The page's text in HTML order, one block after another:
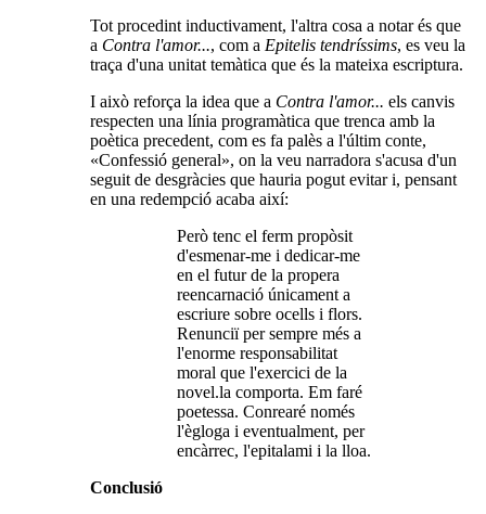
Tot procedint inductivament, l'altra cosa a notar és que
a Contra l'amor..., com a Epitelis tendríssims, es veu la
traça d'una unitat temàtica que és la mateixa escriptura.
I això reforça la idea que a Contra l'amor... els canvis
respecten una línia programàtica que trenca amb la
poètica precedent, com es fa palès a l'últim conte,
«Confessió general», on la veu narradora s'acusa d'un
seguit de desgràcies que hauria pogut evitar i, pensant
en una redempció acaba així:
Però tenc el ferm propòsit
d'esmenar-me i dedicar-me
en el futur de la propera
reencarnació únicament a
escriure sobre ocells i flors.
Renunciï per sempre més a
l'enorme responsabilitat
moral que l'exercici de la
novel.la comporta. Em faré
poetessa. Conrearé només
l'ègloga i eventualment, per
encàrrec, l'epitalami i la lloa.
Conclusió